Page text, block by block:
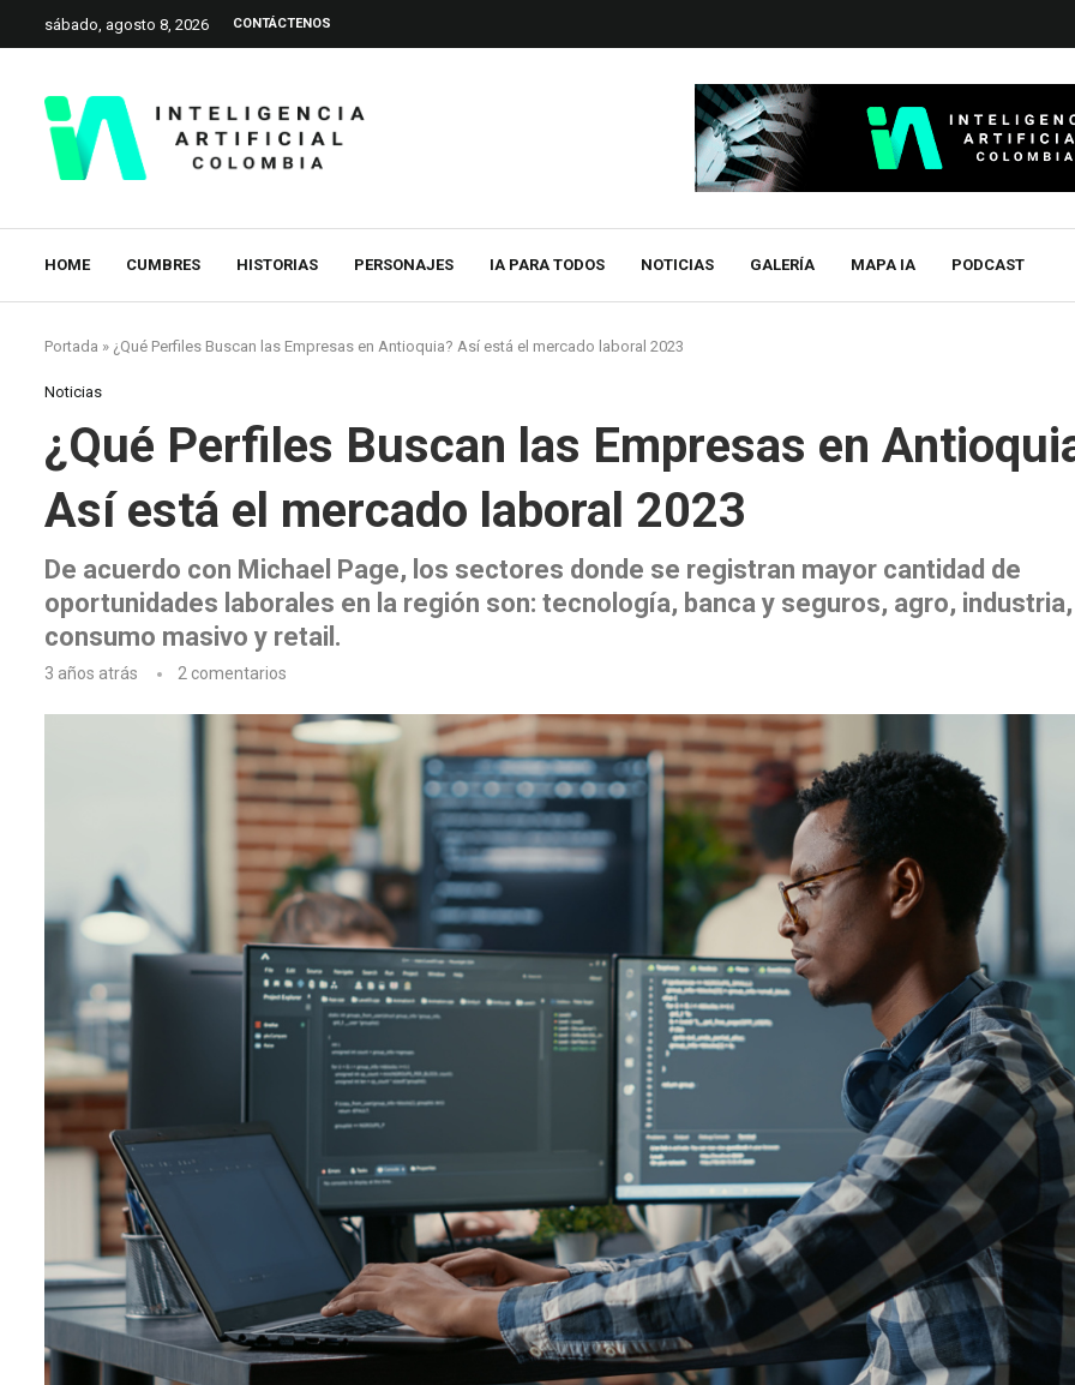
sábado, agosto 8, 2026 CONTÁCTENOS
HOME CUMBRES HISTORIAS PERSONAJES IA PARA TODOS NOTICIAS GALERÍA MAPA IA PODCAST
Portada » ¿Qué Perfiles Buscan las Empresas en Antioquia? Así está el mercado laboral 2023
Noticias
¿Qué Perfiles Buscan las Empresas en
Así está el mercado laboral 2023
De acuerdo con Michael Page, los sectores donde se registran mayor cantidad de
oportunidades laborales en la región son: tecnología, banca y seguros, agro, industria,
consumo masivo y retail.
3 años atrás 2 comentarios